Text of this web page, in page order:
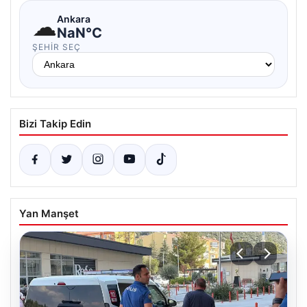
☁Ankara
NaN°C
ŞEHIR SEÇ
Bizi Takip Edin
Yan Manşet